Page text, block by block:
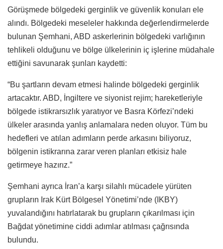
Görüşmede bölgedeki gerginlik ve güvenlik konuları ele
alındı. Bölgedeki meseleler hakkında değerlendirmelerde
bulunan Şemhani, ABD askerlerinin bölgedeki varlığının
tehlikeli olduğunu ve bölge ülkelerinin iç işlerine müdahale
ettiğini savunarak şunları kaydetti:
“Bu şartların devam etmesi halinde bölgedeki gerginlik
artacaktır. ABD, İngiltere ve siyonist rejim; hareketleriyle
bölgede istikrarsızlık yaratıyor ve Basra Körfezi’ndeki
ülkeler arasında yanlış anlamalara neden oluyor. Tüm bu
hedefleri ve atılan adımların perde arkasını biliyoruz,
bölgenin istikrarına zarar veren planları etkisiz hale
getirmeye hazırız.”
Şemhani ayrıca İran’a karşı silahlı mücadele yürüten
grupların Irak Kürt Bölgesel Yönetimi’nde (IKBY)
yuvalandığını hatırlatarak bu grupların çıkarılması için
Bağdat yönetimine ciddi adımlar atılması çağrısında
bulundu.